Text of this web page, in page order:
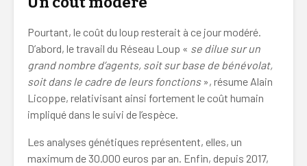
Pourtant, le coût du loup resterait à ce jour modéré.
D’abord, le travail du Réseau Loup « se dilue sur un
grand nombre d’agents, soit sur base de bénévolat,
soit dans le cadre de leurs fonctions», résume Alain
Licoppe, relativisant ainsi fortement le coût humain
impliqué dans le suivi de l’espèce.
Les analyses génétiques représentent, elles, un
maximum de 30.000 euros par an. Enfin, depuis 2017,